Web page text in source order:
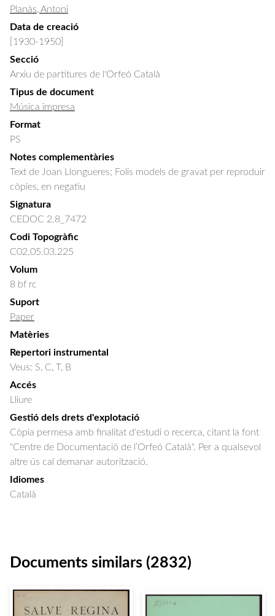
Planàs, Antoni
Data de creació
[1930-1950]
Secció
Arxiu de partitures de l'Orfeó Català
Tipus de document
Música impresa
Format
PS
Notes complementàries
Text de Joan Llongueres; Folis models de gravat per reproduir
còpies, en negatiu
Signatura
CEDOC 2.8_7472
Codi Topogràfic
C02.05.03.225
Volum
8 bf rc
Suport
Paper
Matèries
Repertori instrumental
Veus: S, C, T, B
Accés
Lliure
Gestió dels drets d'explotació
Còpia permesa amb finalitat d'estudi o recerca, citant la font
"Centre de Documentació de l’Orfeó Català". Per a qualsevol
altre ús cal demanar autorització.
Idiomes
Català
Documents similars (2832)